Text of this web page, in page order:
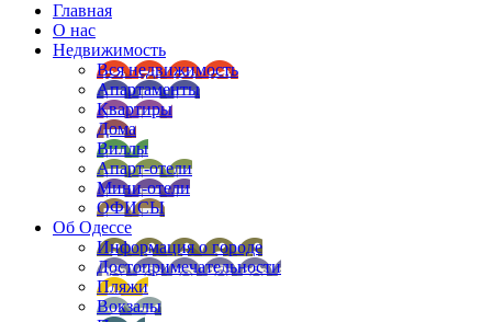
Главная
О нас
Недвижимость
Вся недвижимость
Апартаменты
Квартиры
Дома
Виллы
Апарт-отели
Мини-отели
ОФИСЫ
Об Одессе
Информация о городе
Достопримечательности
Пляжи
Вокзалы